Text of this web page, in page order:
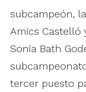
subcampeón,
Amics Castelló
Sonia Bath
tercer puesto